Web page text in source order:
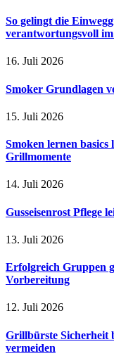
So gelingt die
verantwortungsvoll
16. Juli 2026
Smoker Grundlagen
15. Juli 2026
Smoken lernen
Grillmomente
14. Juli 2026
Gusseisenrost Pflege
13. Juli 2026
Erfolgreich Gruppen
Vorbereitung
12. Juli 2026
Grillbürste Sicherheit
vermeiden